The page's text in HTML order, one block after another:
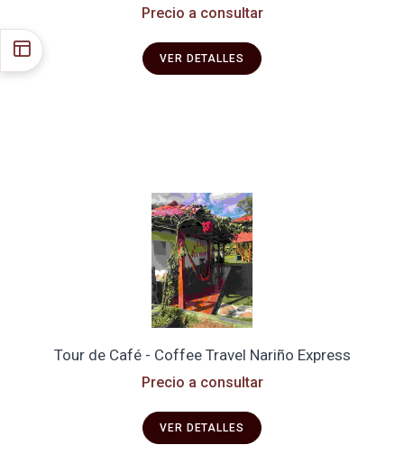
Precio a consultar
VER DETALLES
Tour de Café - Coffee Travel Nariño Express
Precio a consultar
VER DETALLES